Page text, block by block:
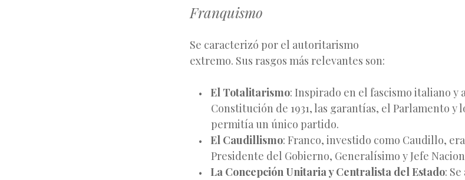
Franquismo
Se caracterizó por el autoritarismo
extremo. Sus rasgos más relevantes son:
El Totalitarismo: Inspirado en el fascismo italiano y
Constitución de 1931, las garantías, el Parlamento y
permitía un único partido.
El Caudillismo: Franco, investido como Caudillo,
Presidente del Gobierno, Generalísimo y Jefe
La Concepción Unitaria y Centralista del Estado: